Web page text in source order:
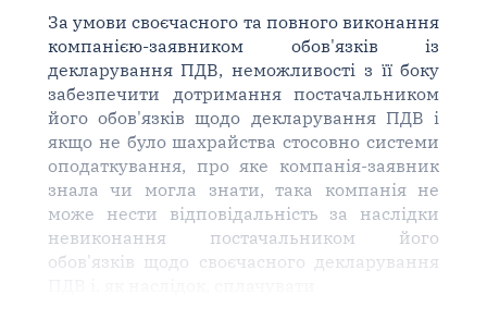
За умови своєчасного та повного виконання
компанією-заявником обов'язків із
декларування ПДВ, неможливості з її боку
забезпечити дотримання постачальником
його обов'язків щодо декларування ПДВ і
якщо не було шахрайства стосовно системи
оподаткування, про яке компанія-заявник
знала чи могла знати, така компанія не
може нести відповідальність за наслідки
невиконання постачальником його
обов'язків щодо своєчасного декларування